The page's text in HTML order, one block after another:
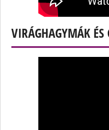
VIRÁGHAGYMÁK